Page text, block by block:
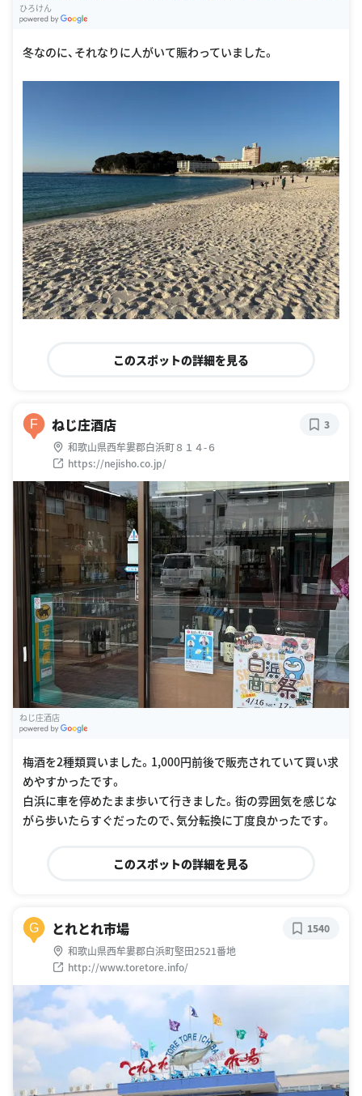
ひろけん
冬なのに、それなりに人がいて賑わっていました。
このスポットの詳細を見る
F ねじ庄酒店
和歌山県西牟婁郡白浜町８１４-６
https://nejisho.co.jp/
3
ねじ庄酒店
梅酒を2種類買いました。1,000円前後で販売されていて買い求
めやすかったです。
白浜に車を停めたまま歩いて行きました。街の雰囲気を感じな
がら歩いたらすぐだったので、気分転換に丁度良かったです。
このスポットの詳細を見る
G とれとれ市場
和歌山県西牟婁郡白浜町堅田2521番地
http://www.toretore.info/
1540